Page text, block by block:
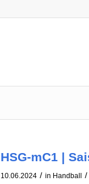
HSG-mC1 |
10.06.2024 / in Handball /